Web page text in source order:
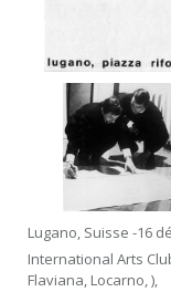
Lugano, Suisse -16
International Arts
Flaviana, Locarno, ),